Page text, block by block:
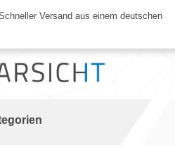
Hauptnavigation springen
Versand aus einem deutschen